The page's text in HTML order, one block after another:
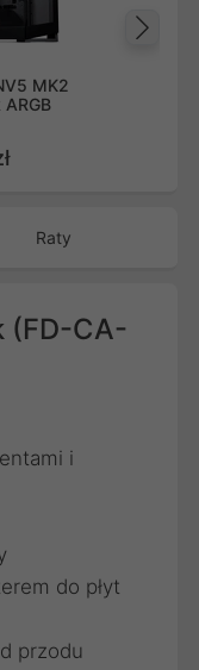
MK2
Raty
(FD-CA-
i
do płyt
przodu